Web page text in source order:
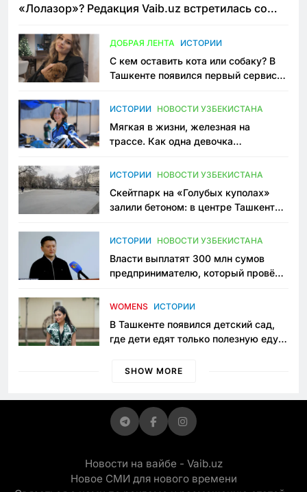
«Лолазор»? Редакция Vaib.uz встретилась со
ДОБРАЯ ЛЕНТА ИСТОРИИ
С кем оставить кота или собаку? В
Ташкенте появился первый сервис
ИСТОРИИ НОВОСТИ УЗБЕКИСТАНА
Мягкая в жизни, железная на
трассе. Как одна девочка
Узбекистане
ИСТОРИИ НОВОСТИ УЗБЕКИСТАНА
Скейтпарк на «Голубых куполах»
залили бетоном: в центре Ташкента
пространство
ИСТОРИИ НОВОСТИ УЗБЕКИСТАНА
Власти выплатят 300 млн сумов
предпринимателю, который провёл
приговору
WOMENS ИСТОРИИ
В Ташкенте появился детский сад,
где дети едят только полезную еду.
просить «кашу без сахара»
SHOW MORE
Новости на вайбе - Vaib.uz
Новое СМИ для нового времени